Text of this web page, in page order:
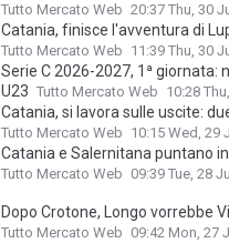
Tutto Mercato Web 20:37 Thu, 30
Catania, finisce l'avventura di
Tutto Mercato Web 11:39 Thu, 30
Serie C 2026-2027, 1ª giornata:
U23 Tutto Mercato Web 10:28
Catania, si lavora sulle uscite:
Tutto Mercato Web 10:15 Wed, 29
Catania e Salernitana puntano
Tutto Mercato Web 09:39 Tue, 28 Jul
Dopo Crotone, Longo vorrebbe
Tutto Mercato Web 09:42 Mon, 27